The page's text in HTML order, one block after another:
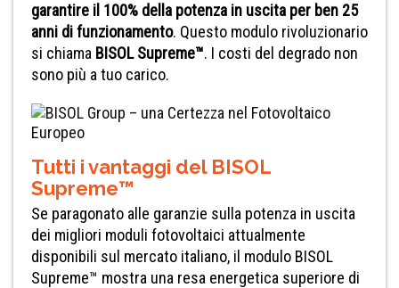
garantire il 100% della potenza in uscita per ben 25
anni di funzionamento. Questo modulo rivoluzionario
si chiama BISOL Supreme™. I costi del degrado non
sono più a tuo carico.
Tutti i vantaggi del BISOL
Supreme™
Se paragonato alle garanzie sulla potenza in uscita
dei migliori moduli fotovoltaici attualmente
disponibili sul mercato italiano, il modulo BISOL
Supreme™ mostra una resa energetica superiore di